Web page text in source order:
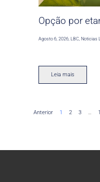
Opção por
Agosto 6, 2026 ,LBC Noticias
Leia mais
Anterior 1 2 3 …